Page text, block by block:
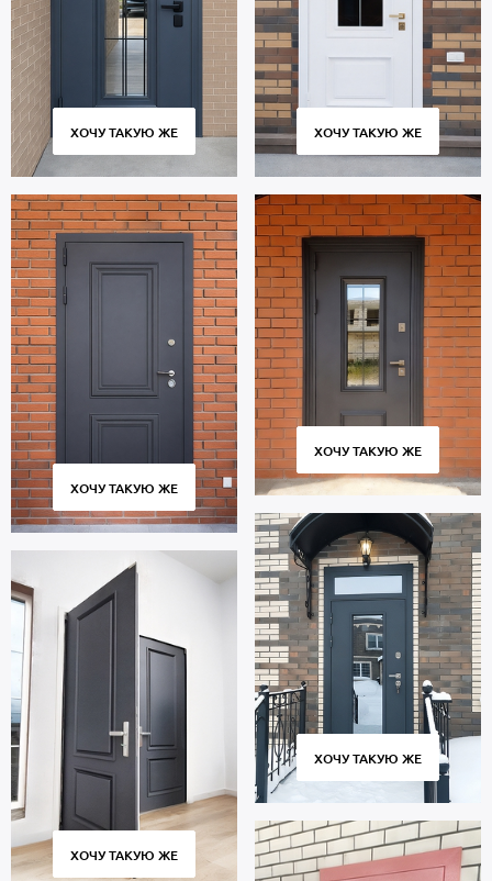
от шума.
Дверь с багетным оформлением предназначена для
многолетней эксплуатации и сохраняет работоспособность
множества циклов открывания и закрывания. Использование
качественных комплектующих и контроль за точным
соответствием размеров гарантируют плотное прилегание
полотна к коробу без провисания и щелей.
Стоимость указана за стандартный размер 2000х800 мм.
Гарантия 5 лет.
Позвоните в отдел продаж или оставьте заявку на сайте, чтобы
приобрести дверь по индивидуальным размерам. Бесплатный
вызов замерщика. Изготовление от 2 дн. Доставка по Москве и
Московской области, профессиональный монтаж.
ХОЧУ ТАКУЮ ЖЕ
ХОЧУ ТАКУЮ ЖЕ
ХОЧУ ТАКУЮ ЖЕ
ХОЧУ ТАКУЮ ЖЕ
ХОЧУ ТАКУЮ ЖЕ
ХОЧУ ТАКУЮ ЖЕ